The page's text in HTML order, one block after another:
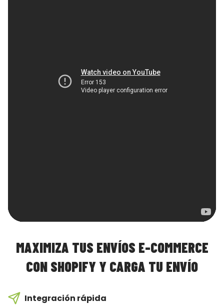
MAXIMIZA TUS ENVÍOS E-COMMERCE
CON SHOPIFY Y CARGA TU ENVÍO
Integración rápida